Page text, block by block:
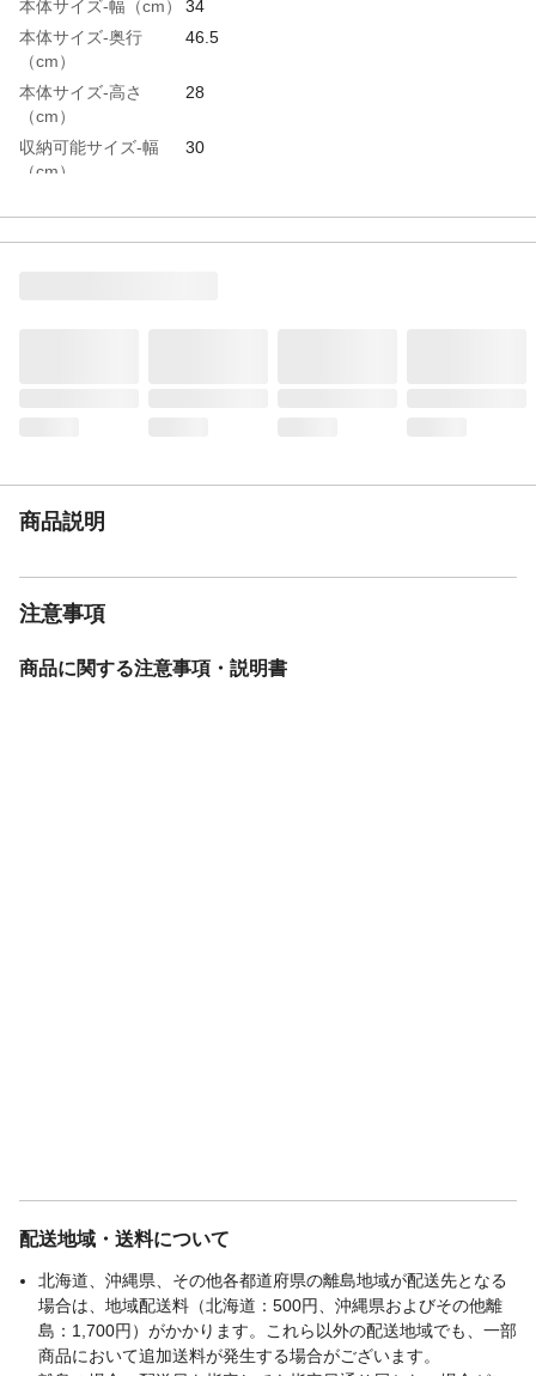
本体サイズ-幅（cm）
34
本体サイズ-奥行
（cm）
46.5
本体サイズ-高さ
（cm）
28
収納可能サイズ-幅
（cm）
30
に積み重ねてスペースを無駄なく使うこと
天板耐荷重
生産国
日本
商品説明
注意事項
商品に関する注意事項・説明書
配送地域・送料について
北海道、沖縄県、その他各都道府県の離島地域が配送先となる
場合は、地域配送料（北海道：500円、沖縄県およびその他離
島：1,700円）がかかります。これら以外の配送地域でも、一部
商品において追加送料が発生する場合がございます。